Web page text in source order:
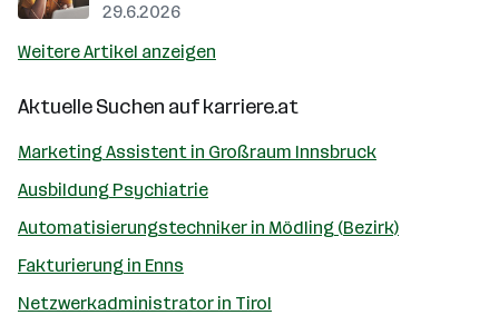
29.6.2026
Weitere Artikel anzeigen
Aktuelle Suchen aufkarriere.at
Marketing Assistent in Großraum Innsbruck
Ausbildung Psychiatrie
Automatisierungstechniker in Mödling (Bezirk)
Fakturierung in Enns
Netzwerkadministrator in Tirol